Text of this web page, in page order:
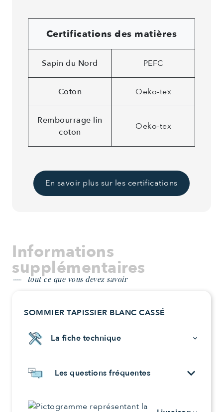
Certifications des matières
Sapin du Nord PEFC
Coton Oeko-tex
Rembourrage lin
coton
Oeko-tex
En savoir plus sur les certifications
Informations
supplémentaires
tout ce que vous devez savoir
SOMMIER TAPISSIER BLANC CASSÉ
La fiche technique keyboard_arrow_down
Les questions fréquentes keyboard_arrow_down